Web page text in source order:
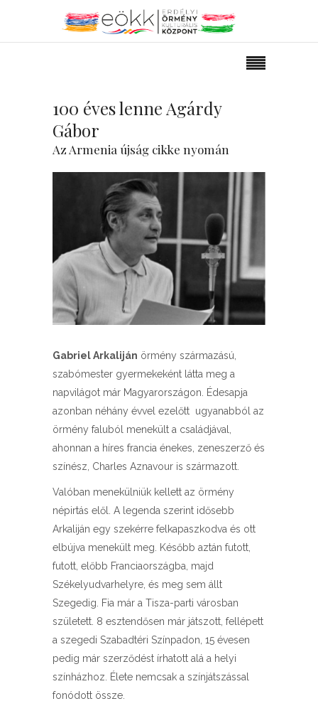
100 éves lenne Agárdy
Gábor
Az Armenia újság cikke nyomán
Gabriel Arkaliján örmény származású,
szabómester gyermekeként látta meg a
napvilágot már Magyarországon. Édesapja
azonban néhány évvel ezelőtt ugyanabból az
örmény faluból menekült a családjával,
ahonnan a híres francia énekes, zeneszerző és
színész, Charles Aznavour is származott.
Valóban menekülniük kellett az örmény
népirtás elől. A legenda szerint idősebb
Arkaliján egy szekérre felkapaszkodva és ott
elbújva menekült meg. Később aztán futott,
futott, előbb Franciaországba, majd
Székelyudvarhelyre, és meg sem állt
Szegedig. Fia már a Tisza-parti városban
született. 8 esztendősen már játszott, fellépett
a szegedi Szabadtéri Színpadon, 15 évesen
pedig már szerződést írhatott alá a helyi
színházhoz. Élete nemcsak a színjátszással
fonódott össze.